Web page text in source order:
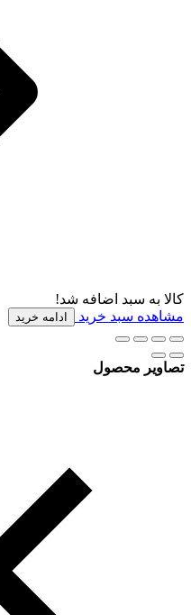
کالا به سبد اضافه شد!
مشاهده سبد خرید
ادامه خرید
تصاویر محصول